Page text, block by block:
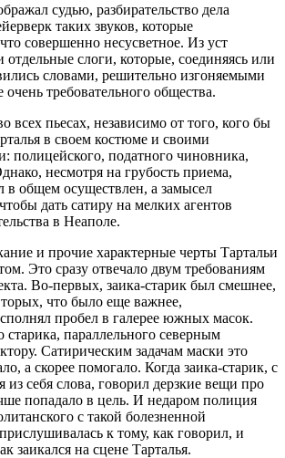
судью, разбирательство дела
таких звуков, которые
совершенно несусветное. Из уст
отдельные слоги, которые, соединяясь или
словами, решительно изгоняемыми
требовательного общества.
всех пьесах, независимо от того, кого бы
в своем костюме и своими
полицейского, податного чиновника,
несмотря на грубость приема,
в общем осуществлен, а замысел
дать сатиру на мелких агентов
в Неаполе.
и прочие характерные черты Тартальи
Это сразу отвечало двум требованиям
Во-первых, заика-старик был смешнее,
что было еще важнее,
пробел в галерее южных масок.
параллельного северным
Сатирическим задачам маски это
а скорее помогало. Когда заика-старик, с
из себя слова, говорил дерзкие вещи про
попадало в цель. И недаром полиция
с такой болезненной
к тому, как говорил, и
заикался на сцене Тарталья.